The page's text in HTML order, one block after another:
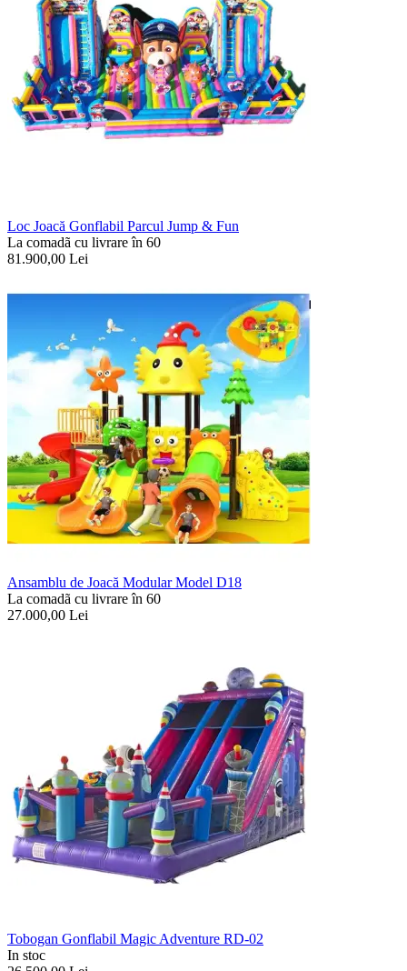
Loc Joacă Gonflabil Parcul Jump & Fun
La comadã cu livrare în 60
81.900,00 Lei
Ansamblu de Joacă Modular Model D18
La comadã cu livrare în 60
27.000,00 Lei
Tobogan Gonflabil Magic Adventure RD-02
In stoc